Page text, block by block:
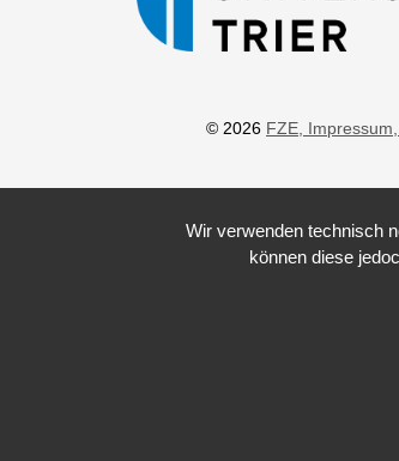
© 2026 FZE , Impressum
Wir verwenden technisch
können diese